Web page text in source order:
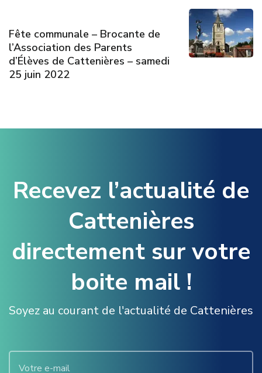
Fête communale – Brocante de
l’Association des Parents
d’Élèves de Cattenières – samedi
25 juin 2022
Recevez l’actualité de
Cattenières
directement sur votre
boite mail !
Soyez au courant de l'actualité de Cattenières